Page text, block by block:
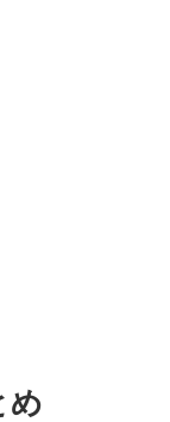
め